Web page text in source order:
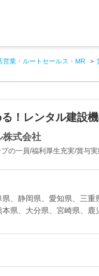
営業・ルートセールス・MR
！レンタル建設
株式会社
の一員/福利厚生充実/賞与
、静岡県、愛知県、三
県、大分県、宮崎県、鹿